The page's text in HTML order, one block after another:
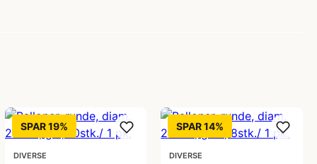
SPAR 19%
DIVERSE
SPAR 14%
DIVERSE